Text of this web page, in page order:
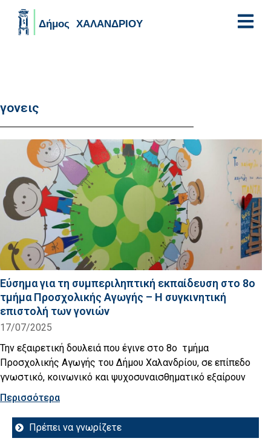
γονεις
Εύσημα για τη συμπεριληπτική εκπαίδευση στο 8ο
τμήμα Προσχολικής Αγωγής – Η συγκινητική
επιστολή των γονιών
17/07/2025
Την εξαιρετική δουλειά που έγινε στο 8ο τμήμα
Προσχολικής Αγωγής του Δήμου Χαλανδρίου, σε επίπεδο
γνωστικό, κοινωνικό και ψυχοσυναισθηματικό εξαίρουν
Περισσότερα
Πρέπει να γνωρίζετε